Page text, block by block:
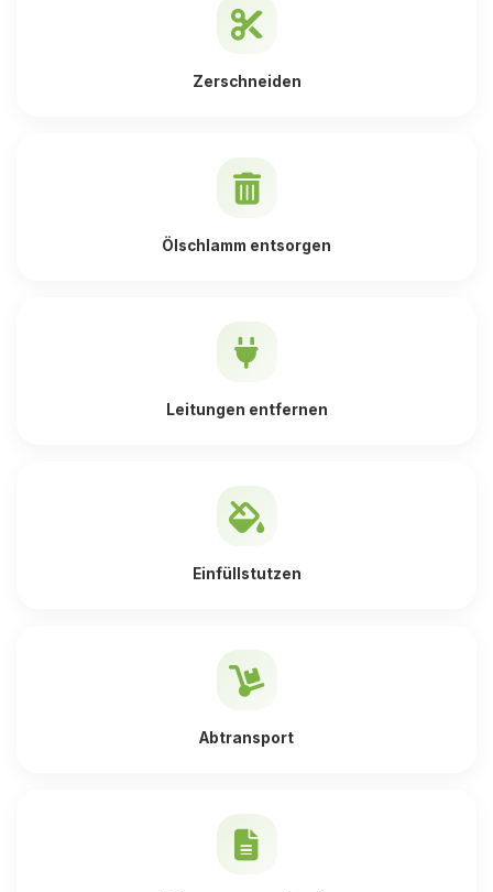
Zerschneiden
Ölschlamm entsorgen
Leitungen entfernen
Einfüllstutzen
Abtransport